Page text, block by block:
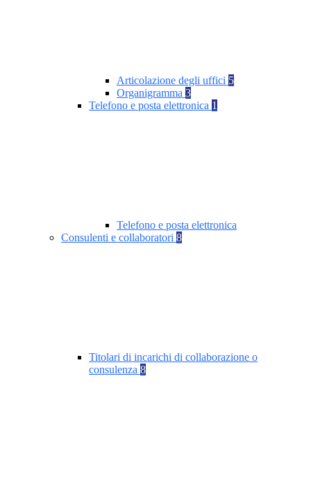
Articolazione degli uffici 5
Organigramma 3
Telefono e posta elettronica 1
Telefono e posta elettronica
Consulenti e collaboratori 8
Titolari di incarichi di collaborazione o
consulenza 8